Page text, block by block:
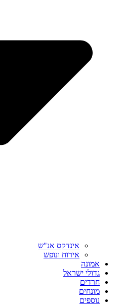
אינדקס אנ"ש
אירוח ונופש
אמונה
גדולי ישראל
חרדים
מונחים
נוספים